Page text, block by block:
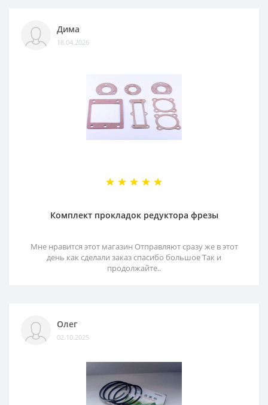
Дима
18.04.2026
Комплект прокладок редуктора фрезы
Мне нравится этот магазин Отправляют сразу же в этот
день как сделали заказ спасибо большое Так и
продолжайте..
Олег
02.10.2025